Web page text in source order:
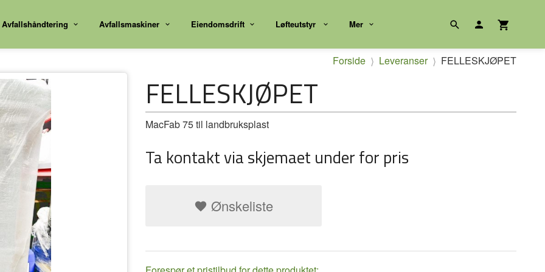
Avfallshåndtering Avfallsmaskiner Eiendomsdrift Løfteutstyr Mer
Forside Leveranser FELLESKJØPET
FELLESKJØPET
MacFab 75 til landbruksplast
Ta kontakt via skjemaet under for pris
Ønskeliste